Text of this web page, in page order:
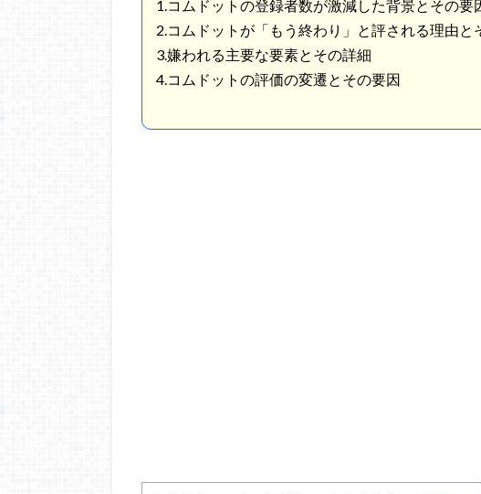
1.コムドットの登録者数が激減した背景とその要
2.コムドットが「もう終わり」と評される理由と
3.嫌われる主要な要素とその詳細
4.コムドットの評価の変遷とその要因